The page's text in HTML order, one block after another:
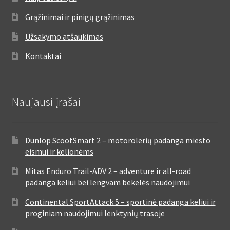
Grąžinimai ir pinigų grąžinimas
Užsakymo atšaukimas
Kontaktai
Naujausi įrašai
Dunlop ScootSmart 2 – motorolerių padanga miesto
eismui ir kelionėms
Mitas Enduro Trail-ADV 2 – adventure ir all-road
padanga keliui bei lengvam bekelės naudojimui
Continental SportAttack 5 – sportinė padanga keliui ir
proginiam naudojimui lenktynių trasoje